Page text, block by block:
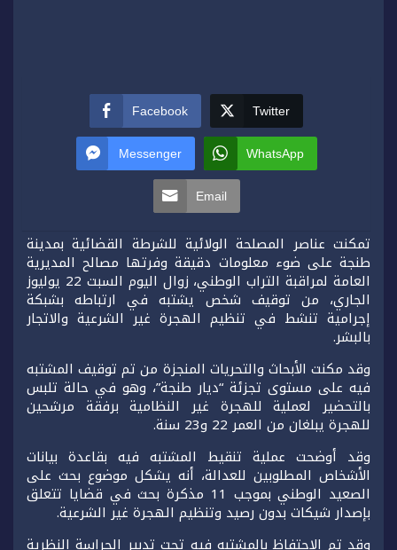
Facebook Twitter
Messenger WhatsApp
Email
تمكنت عناصر المصلحة الولائية للشرطة القضائية بمدينة
طنجة على ضوء معلومات دقيقة وفرتها مصالح المديرية
العامة لمراقبة التراب الوطني، زوال اليوم السبت 22 يوليوز
الجاري، من توقيف شخص يشتبه في ارتباطه بشبكة
إجرامية تنشط في تنظيم الهجرة غير الشرعية والاتجار
بالبشر.
وقد مكنت الأبحاث والتحريات المنجزة من تم توقيف المشتبه
فيه على مستوى تجزئة “ديار طنجة”، وهو في حالة تلبس
بالتحضير لعملية للهجرة غير النظامية برفقة مرشحين
للهجرة يبلغان من العمر 22 و23 سنة.
وقد أوضحت عملية تنقيط المشتبه فيه بقاعدة بيانات
الأشخاص المطلوبين للعدالة، أنه يشكل موضوع بحث على
الصعيد الوطني بموجب 11 مذكرة بحث في قضايا تتعلق
بإصدار شيكات بدون رصيد وتنظيم الهجرة غير الشرعية.
وقد تم الاحتفاظ بالمشتبه فيه تحت تدبير الحراسة النظرية